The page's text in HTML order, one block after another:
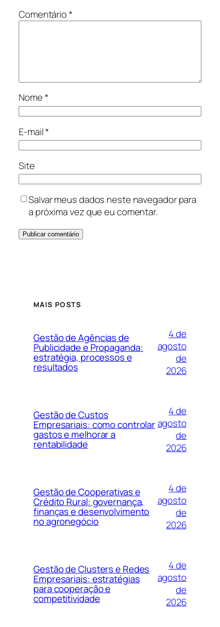
Comentário*
Nome*
E-mail*
Site
Salvar meus dados neste navegador para
a próxima vez que eu comentar.
MAIS POSTS
Gestão de Agências de
Publicidade e Propaganda:
estratégia, processos e
resultados
4 de
agosto
de
2026
Gestão de Custos
Empresariais: como controlar
gastos e melhorar a
rentabilidade
4 de
agosto
de
2026
Gestão de Cooperativas e
Crédito Rural: governança,
finanças e desenvolvimento
no agronegócio
4 de
agosto
de
2026
Gestão de Clusters e Redes
Empresariais: estratégias
para cooperação e
competitividade
4 de
agosto
de
2026